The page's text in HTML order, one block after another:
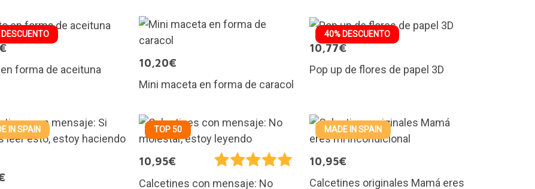
forma de aceituna
10,20€
Mini maceta en forma de caracol
40% DESCUENTO
10,77€
Pop up de flores de papel 3D
IN SPAIN TOP 50
10,95€
Calcetines con mensaje: No
MADE IN SPAIN
10,95€
Calcetines originales Mamá eres